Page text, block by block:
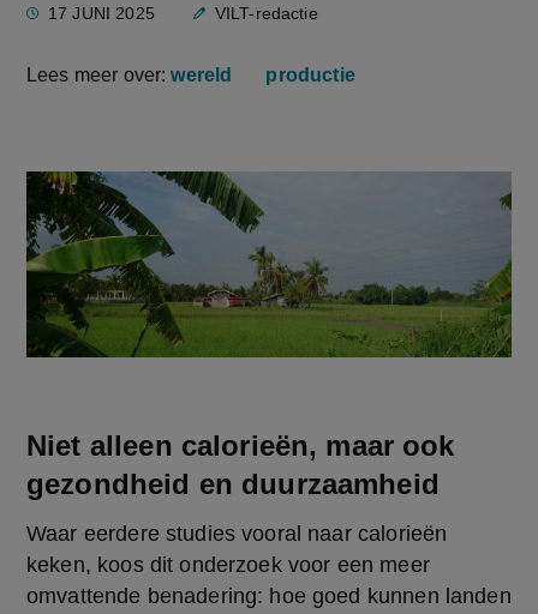
17 JUNI 2025 VILT-redactie
Lees meer over:wereld productie
Niet alleen calorieën, maar ook
gezondheid en duurzaamheid
Waar eerdere studies vooral naar calorieën
keken, koos dit onderzoek voor een meer
omvattende benadering: hoe goed kunnen landen